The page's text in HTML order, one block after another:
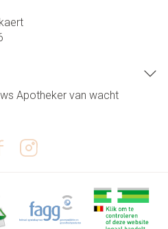
Apotheker van wacht